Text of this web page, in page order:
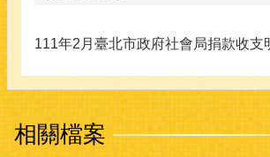
111年2月臺北市政府社會局捐款收支
相關檔案